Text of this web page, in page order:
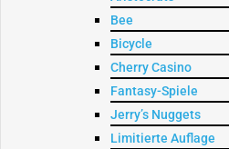
Bee
Bicycle
Cherry Casino
Fantasy-Spiele
Jerry’s Nuggets
Limitierte Auflage